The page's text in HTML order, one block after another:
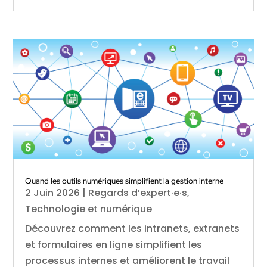
Quand les outils numériques simplifient la gestion interne
2 Juin 2026 | Regards d’expert·e·s,
Technologie et numérique
Découvrez comment les intranets, extranets
et formulaires en ligne simplifient les
processus internes et améliorent le travail